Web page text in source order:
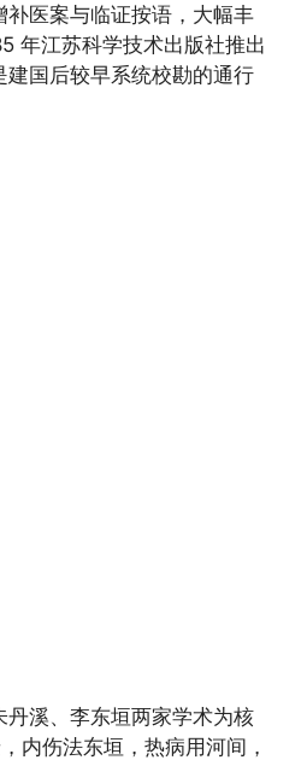
补医案与临证按语，大幅丰
年江苏科学技术出版社推出
国后较早系统校勘的通行
溪、李东垣两家学术为核
内伤法东垣，热病用河间，